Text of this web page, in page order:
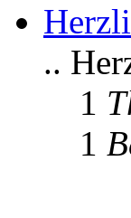
..
1
1